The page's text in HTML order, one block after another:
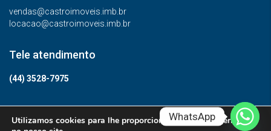
vendas@castroimoveis.imb.br
locacao@castroimoveis.imb.br
Tele atendimento
(44) 3528-7975
© Todos os direitos reservados.
Utilizamos cookies para lhe proporcionar a melhor experiência
WhatsApp